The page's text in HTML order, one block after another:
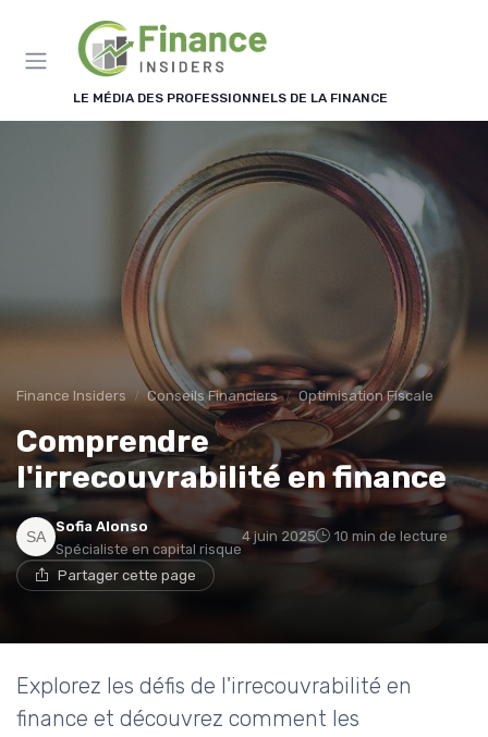
LE MÉDIA DES PROFESSIONNELS DE LA FINANCE
Finance Insiders Conseils Financiers Optimisation Fiscale
Comprendre
l'irrecouvrabilité en finance
Sofia Alonso
Spécialiste en capital risque
4 juin 2025 10 min de lecture
Partager cette page
Explorez les défis de l'irrecouvrabilité en
finance et découvrez comment les